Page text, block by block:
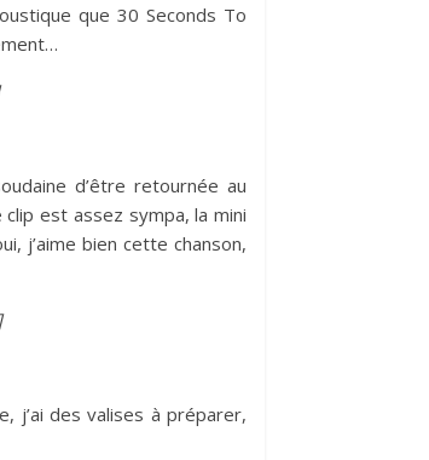
que 30 Seconds To
d’être retournée au
est assez sympa, la mini
j’aime bien cette chanson,
j’ai des valises à préparer,